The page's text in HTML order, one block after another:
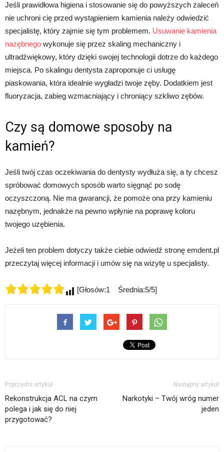
Jeśli prawidłowa higiena i stosowanie się do powyższych zaleceń
nie uchroni cię przed wystąpieniem kamienia należy odwiedzić
specjalistę, który zajmie się tym problemem. Usuwanie kamienia
nazębnego wykonuje się przez skaling mechaniczny i
ultradźwiękowy, który dzięki swojej technologii dotrze do każdego
miejsca. Po skalingu dentysta zaproponuje ci usługę
piaskowania, która idealnie wygładzi twoje zęby. Dodatkiem jest
fluoryzacja, zabieg wzmacniający i chroniący szkliwo zębów.
Czy są domowe sposoby na
kamień?
Jeśli twój czas oczekiwania do dentysty wydłuża się, a ty chcesz
spróbować domowych sposób warto sięgnąć po sodę
oczyszczoną. Nie ma gwarancji, że pomoże ona przy kamieniu
nazębnym, jednakże na pewno wpłynie na poprawę koloru
twojego uzębienia.
Jeżeli ten problem dotyczy także ciebie odwiedź stronę emdent.pl
przeczytaj więcej informacji i umów się na wizytę u specjalisty.
[Głosów:1 Średnia:5/5]
Poprzedni artykuł
Rekonstrukcja ACL na czym
polega i jak się do niej
przygotować?
Następny artykuł
Narkotyki – Twój wróg numer
jeden